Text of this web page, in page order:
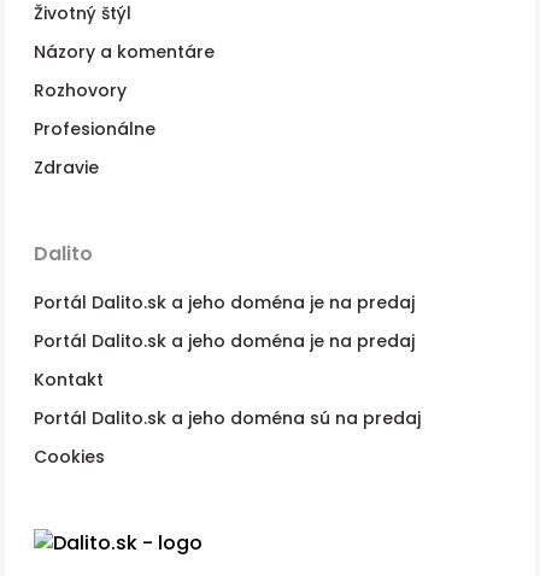
Životný štýl
Názory a komentáre
Rozhovory
Profesionálne
Zdravie
Dalito
Portál Dalito.sk a jeho doména je na predaj
Portál Dalito.sk a jeho doména je na predaj
Kontakt
Portál Dalito.sk a jeho doména sú na predaj
Cookies